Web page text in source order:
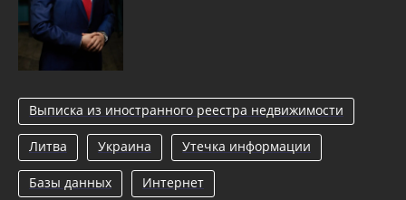
Выписка из иностранного реестра недвижимости
Литва Украина Утечка информации
Базы данных Интернет